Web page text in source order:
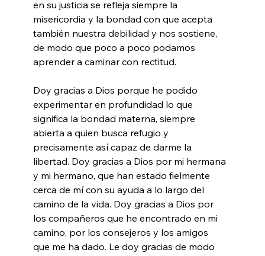
en su justicia se refleja siempre la
misericordia y la bondad con que acepta
también nuestra debilidad y nos sostiene,
de modo que poco a poco podamos
aprender a caminar con rectitud.
Doy gracias a Dios porque he podido
experimentar en profundidad lo que
significa la bondad materna, siempre
abierta a quien busca refugio y
precisamente así capaz de darme la
libertad. Doy gracias a Dios por mi hermana
y mi hermano, que han estado fielmente
cerca de mí con su ayuda a lo largo del
camino de la vida. Doy gracias a Dios por
los compañeros que he encontrado en mi
camino, por los consejeros y los amigos
que me ha dado. Le doy gracias de modo